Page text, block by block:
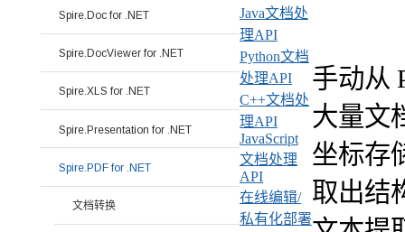
手动从
大量文
坐标存
取出结
Spire.Doc for .NET
Spire.DocViewer for .NET
Spire.XLS for .NET
Spire.Presentation for .NET
Spire.PDF for .NET
文档转换
Java文档处
理API
Python文档
处理API
C++文档处
理API
JavaScript
文档处理
API
在线编辑/
私有化部署